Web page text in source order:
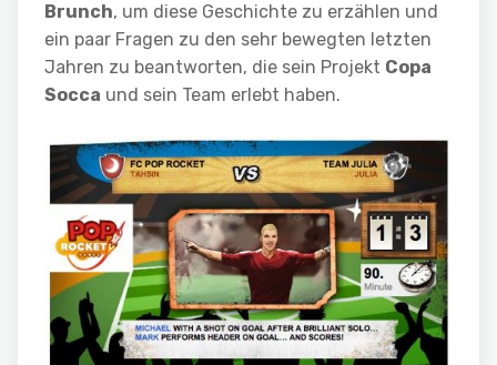
Brunch, um diese Geschichte zu erzählen und
ein paar Fragen zu den sehr bewegten letzten
Jahren zu beantworten, die sein Projekt Copa
Socca und sein Team erlebt haben.